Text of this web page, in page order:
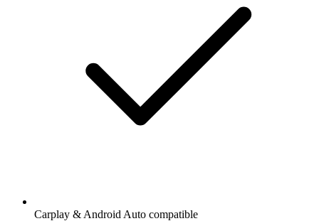
Carplay & Android Auto compatible